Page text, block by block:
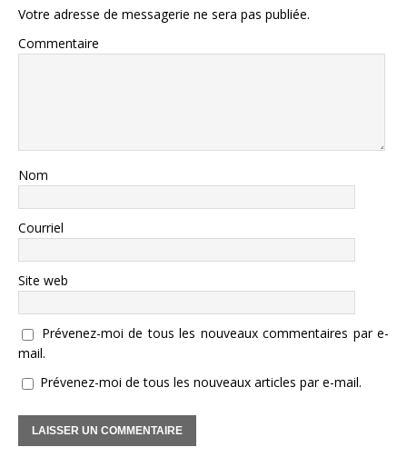
Votre adresse de messagerie ne sera pas publiée.
Commentaire
Nom
Courriel
Site web
Prévenez-moi de tous les nouveaux commentaires par e-
mail.
Prévenez-moi de tous les nouveaux articles par e-mail.